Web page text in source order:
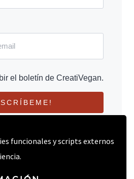
funcionales y scripts externos
el boletín de CreatiVegan.